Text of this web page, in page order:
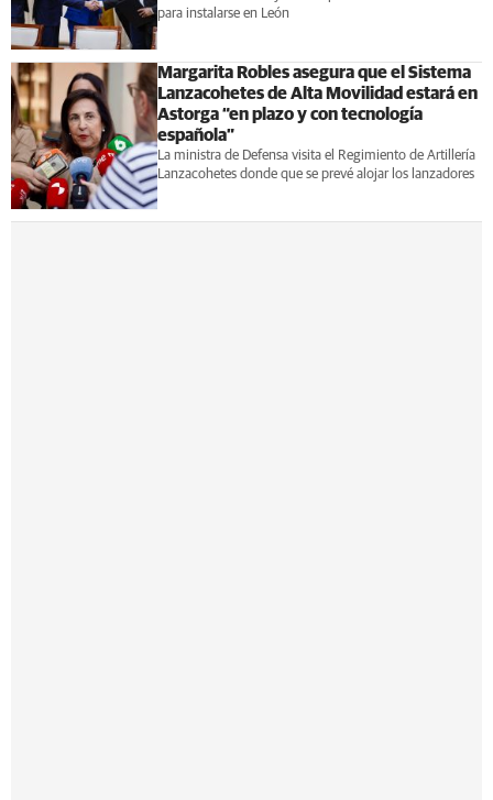
para instalarse en León
Margarita Robles asegura que el Sistema
Lanzacohetes de Alta Movilidad estará en
Astorga “en plazo y con tecnología
española”
La ministra de Defensa visita el Regimiento de Artillería
Lanzacohetes donde que se prevé alojar los lanzadores